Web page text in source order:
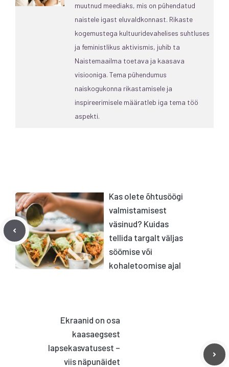
muutnud meediaks, mis on pühendatud
naistele igast eluvaldkonnast. Rikaste
kogemustega kultuuridevahelises suhtluses
ja feministlikus aktivismis, juhib ta
Naistemaailma toetava ja kaasava
visiooniga. Tema pühendumus
naiskogukonna rikastamisele ja
inspireerimisele määratleb iga tema töö
aspekti.
Kas olete õhtusöögi
valmistamisest
väsinud? Kuidas
tellida targalt väljas
söömise või
kohaletoomise ajal
Ekraanid on osa
kaasaegsest
lapsekasvatusest –
viis näpunäidet